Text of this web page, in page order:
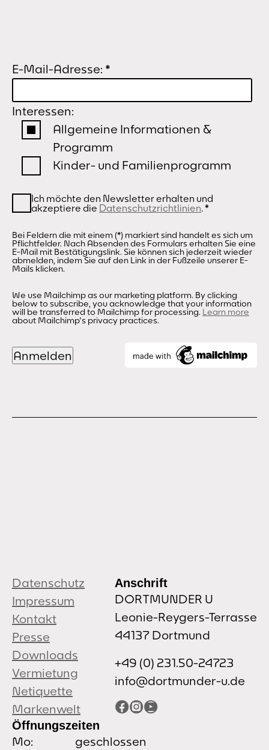
E-Mail-Adresse: *
Interessen:
Allgemeine Informationen &
Programm
Kinder- und Familienprogramm
Ich möchte den Newsletter erhalten und
akzeptiere die Datenschutzrichtlinien.*
Bei Feldern die mit einem (*) markiert sind handelt es sich um
Pflichtfelder. Nach Absenden des Formulars erhalten Sie eine
E-Mail mit Bestätigungslink. Sie können sich jederzeit wieder
abmelden, indem Sie auf den Link in der Fußzeile unserer E-
Mails klicken.
We use Mailchimp as our marketing platform. By clicking
below to subscribe, you acknowledge that your information
will be transferred to Mailchimp for processing. Learn more
about Mailchimp's privacy practices.
Datenschutz
Impressum
Kontakt
Presse
Downloads
Vermietung
Netiquette
Markenwelt
Anschrift
DORTMUNDER U
Leonie-Reygers-Terrasse
44137 Dortmund
+49 (0) 231.50-24723
info@dortmunder-u.de
Facebook
Instagram
YouTube
Öffnungszeiten
Mo: geschlossen